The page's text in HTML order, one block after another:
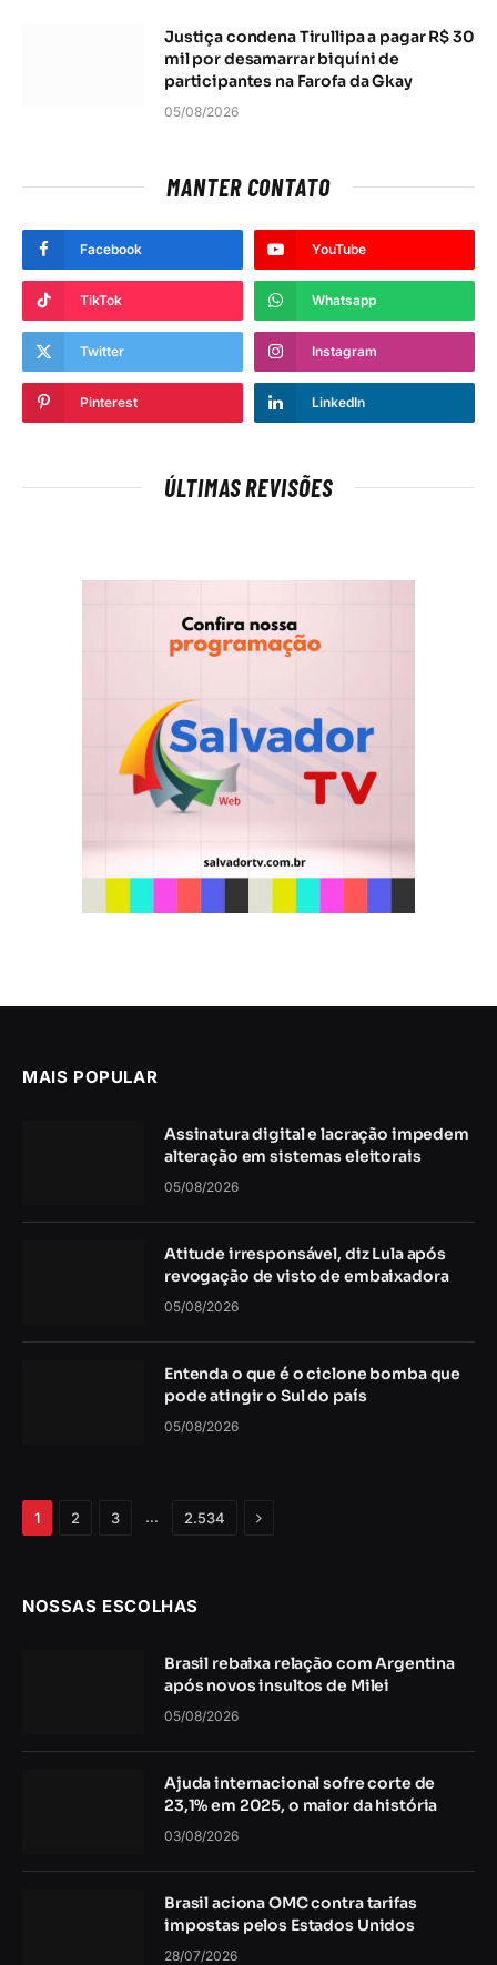
Justiça condena Tirullipa a pagar R$ 30
mil por desamarrar biquíni de
participantes na Farofa da Gkay
05/08/2026
MANTER CONTATO
Facebook YouTube
TikTok Whatsapp
Twitter Instagram
Pinterest LinkedIn
ÚLTIMAS REVISÕES
MAIS POPULAR
Assinatura digital e lacração impedem
alteração em sistemas eleitorais
05/08/2026
Atitude irresponsável, diz Lula após
revogação de visto de embaixadora
05/08/2026
Entenda o que é o ciclone bomba que
pode atingir o Sul do país
05/08/2026
1 2 3 … 2.534 Próximo
NOSSAS ESCOLHAS
Brasil rebaixa relação com Argentina
após novos insultos de Milei
05/08/2026
Ajuda internacional sofre corte de
23,1% em 2025, o maior da história
03/08/2026
Brasil aciona OMC contra tarifas
impostas pelos Estados Unidos
28/07/2026